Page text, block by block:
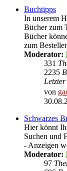
Buchtipps
In unserem
Bücher zum
Bücher
zum
Moderator:
331
2235
von
Schwarzes
Hier könnt
Suchen und
- Anzeigen
Moderator:
97